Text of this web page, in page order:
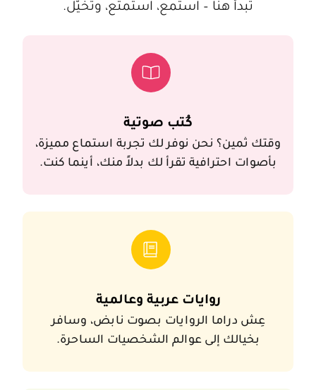
تبدأ هنا – استمع، استمتع، وتخيّل.
كُتب صوتيةوقتك ثمين؟ نحن
وقتك ثمين؟ نحن نوفر لك تجربة استماع مميزة،
بأصوات احترافية تقرأ لك بدلاً منك، أينما كنت.
روايات عربية وعالميةعِش دراما
عِش دراما الروايات بصوت نابض، وسافر
بخيالك إلى عوالم الشخصيات الساحرة.